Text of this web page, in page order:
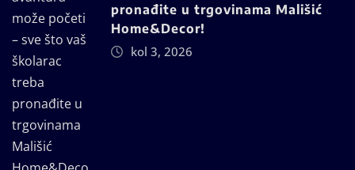
pronađite u trgovinama Mališić
Home&Decor!
kol 3, 2026